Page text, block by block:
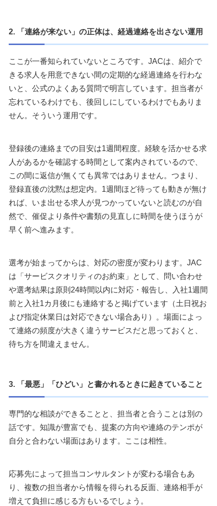
2. 「連絡が来ない」の正体は、経過連絡を出さない運用
ここが一番知られていないところです。JACは、紹介で
きる求人を用意できない間の定期的な経過連絡を行わな
いと、公式のよくある質問で明言しています。担当者が
忘れているわけでも、後回しにしているわけでもありま
せん。そういう運用です。
登録後の連絡までの目安は1週間程度。経験を活かせる求
人があるかを確認する時間として案内されているので、
この間に返信が無くても異常ではありません。つまり、
登録直後の沈黙は想定内。1週間ほど待っても動きが無け
れば、いま出せる求人が見つかっていないと読むのが自
然で、催促より条件や書類の見直しに時間を使うほうが
早く前へ進みます。
選考が始まってからは、対応の密度が変わります。JAC
は「サービスクオリティのお約束」として、問い合わせ
や選考結果は原則24時間以内に対応・報告し、入社1週間
前と入社1カ月後にも連絡すると掲げています（土日祝お
よび指定休業日は対応できない場合あり）。場面によっ
て連絡の頻度が大きく違うサービスだと思っておくと、
待ち方を間違えません。
3. 「最悪」「ひどい」と書かれるときに起きていること
専門的な相談ができることと、担当者と合うことは別の
話です。知識が豊富でも、提案の方向や連絡のテンポが
自分と合わない場面はあります。ここは相性。
応募先によって担当コンサルタントが変わる場合もあ
り、複数の担当者から情報を得られる反面、連絡相手が
増えて負担に感じる方もいるでしょう。